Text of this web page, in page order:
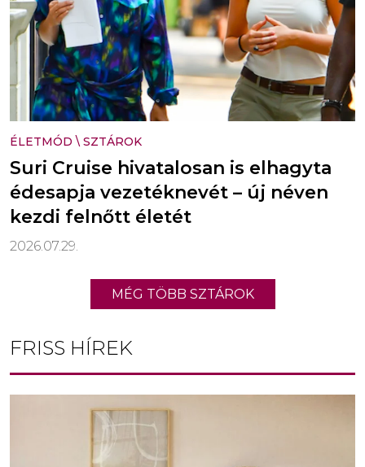
ÉLETMÓD \ SZTÁROK
Suri Cruise hivatalosan is elhagyta
édesapja vezetéknevét – új néven
kezdi felnőtt életét
2026.07.29.
MÉG TÖBB SZTÁROK
FRISS HÍREK